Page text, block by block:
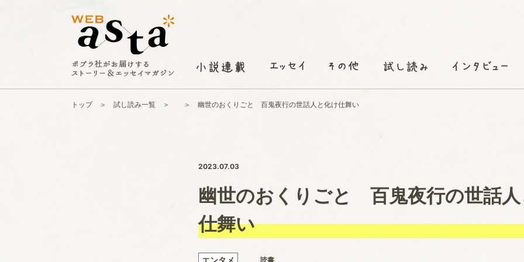
トップ 試し読み一覧 幽世のおくりごと 百鬼夜行の世話人と化け仕舞い
2023.07.03
幽世のおくりごと 百鬼夜行の世話
仕舞い
エンタメ 読書